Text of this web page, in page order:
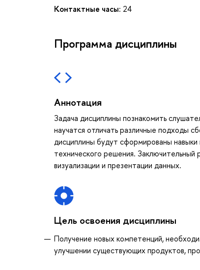
Контактные часы: 24
Программа дисциплины
Аннотация
Задача дисциплины познакомить
научатся отличать различные подходы
дисциплины будут сформированы
технического решения.
визуализации и презентации данных.
Цель освоения дисциплины
Получение новых компетенций,
улучшении существующих продуктов,